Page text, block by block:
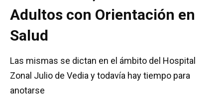
Adultos con Orientación en
Salud
Las mismas se dictan en el ámbito del Hospital
Zonal Julio de Vedia y todavía hay tiempo para
anotarse